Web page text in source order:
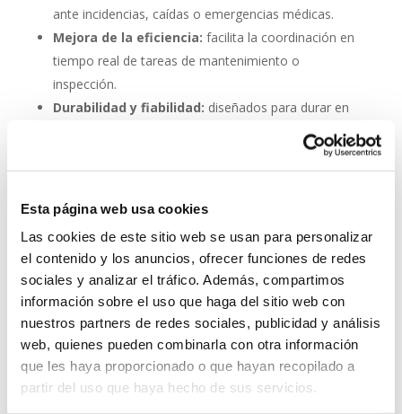
Esta página web usa cookies
Las cookies de este sitio web se usan para personalizar
el contenido y los anuncios, ofrecer funciones de redes
sociales y analizar el tráfico. Además, compartimos
información sobre el uso que haga del sitio web con
nuestros partners de redes sociales, publicidad y análisis
web, quienes pueden combinarla con otra información
que les haya proporcionado o que hayan recopilado a
partir del uso que haya hecho de sus servicios.
ante incidencias, caídas o emergencias médicas.
Mejora de la eficiencia: facilita la coordinación en
tiempo real de tareas de mantenimiento o
inspección.
Durabilidad y fiabilidad: diseñados para durar en
entornos industriales sin mantenimiento constante.
se pueden integrar fácilmente en
proyectos nuevos o existentes.
Invertir en un buen sistema de intercomunicación es
tan importante como asegurar una buena red eléctrica.
Losinterfonos IP para aerogeneradoresson una
pieza clave en la gestión moderna de parques eólicos.
System Network, tu operadora de telefonía
virtual en España
DesdeTelefonía Virtual Network, te invitamos a
que nos permitas estudiar tu caso particular. Aunque si
lo prefieres, puedes enviarnos un correo electrónico a